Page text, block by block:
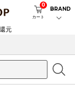
カート
0
BRAND